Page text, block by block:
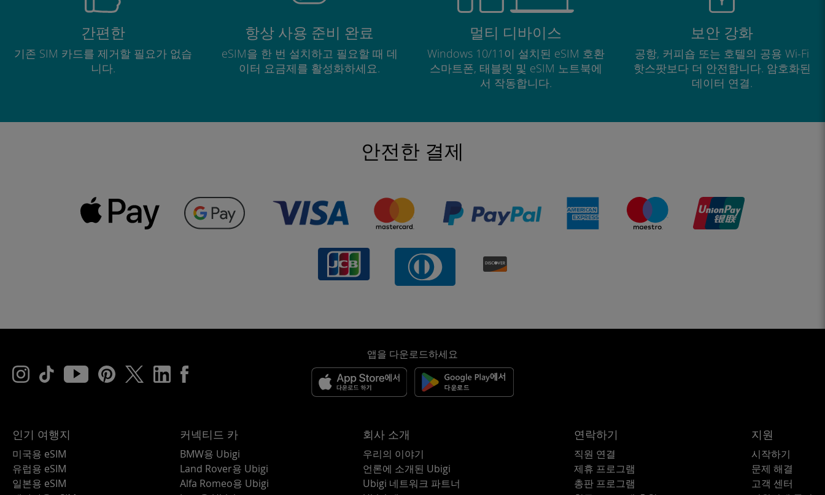
간편한
기존 SIM 카드를 제거할 필요가 없습
니다.
항상 사용 준비 완료
eSIM을 한 번 설치하고 필요할 때 데
이터 요금제를 활성화하세요.
멀티 디바이스
Windows 10/11이 설치된 eSIM 호환
스마트폰, 태블릿 및 eSIM 노트북에
서 작동합니다.
보안 강화
공항, 커피숍 또는 호텔의 공용 Wi-Fi
핫스팟보다 더 안전합니다. 암호화된
데이터 연결.
안전한 결제
앱을 다운로드하세요
인기 여행지
미국용 eSIM
유럽용 eSIM
일본용 eSIM
커넥티드 카
BMW용 Ubigi
Land Rover용 Ubigi
Alfa Romeo용 Ubigi
회사 소개
우리의 이야기
언론에 소개된 Ubigi
Ubigi 네트워크 파트너
연락하기
직원 연결
제휴 프로그램
총판 프로그램
지원
시작하기
문제 해결
고객 센터